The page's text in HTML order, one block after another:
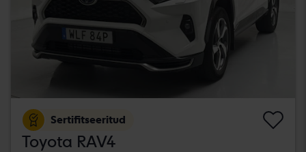
Sertifitseeritud
Toyota RAV4